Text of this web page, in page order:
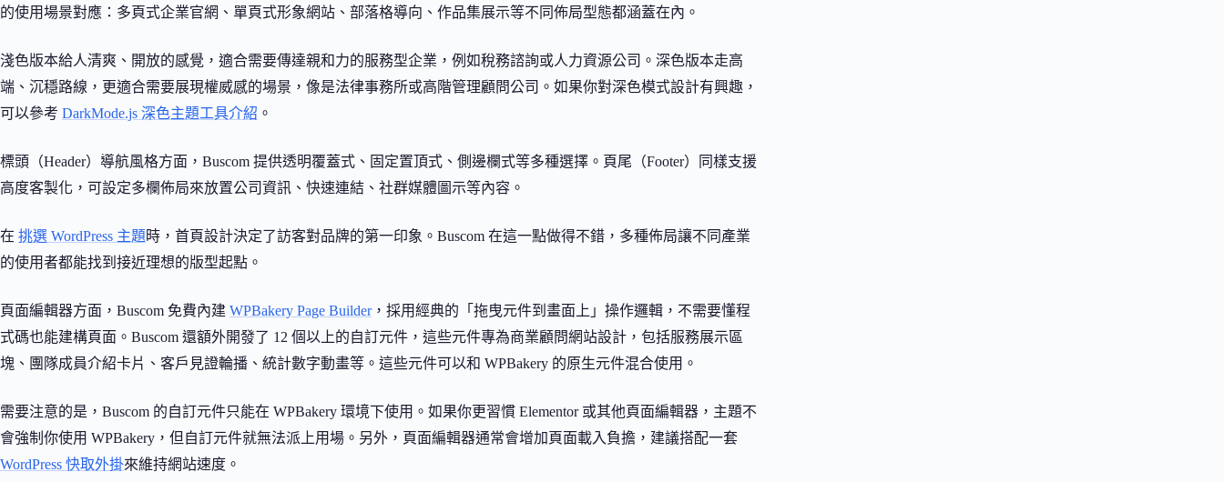
的使用場景對應：多頁式企業官網、單頁式形象網站、部落格導向、作品集展示等不同佈局型態都涵蓋在內。
淺色版本給人清爽、開放的感覺，適合需要傳達親和力的服務型企業，例如稅務諮詢或人力資源公司。深色版本走高
端、沉穩路線，更適合需要展現權威感的場景，像是法律事務所或高階管理顧問公司。如果你對深色模式設計有興趣，
可以參考 DarkMode.js 深色主題工具介紹 。
標頭（Header）導航風格方面，Buscom 提供透明覆蓋式、固定置頂式、側邊欄式等多種選擇。頁尾（Footer）同樣支援
高度客製化，可設定多欄佈局來放置公司資訊、快速連結、社群媒體圖示等內容。
在 挑選 WordPress 主題時，首頁設計決定了訪客對品牌的第一印象。Buscom 在這一點做得不錯，多種佈局讓不同產業
的使用者都能找到接近理想的版型起點。
頁面編輯器方面，Buscom 免費內建 WPBakery Page Builder，採用經典的「拖曳元件到畫面上」操作邏輯，不需要懂程
式碼也能建構頁面。Buscom 還額外開發了 12 個以上的自訂元件，這些元件專為商業顧問網站設計，包括服務展示區
塊、團隊成員介紹卡片、客戶見證輪播、統計數字動畫等。這些元件可以和 WPBakery 的原生元件混合使用。
需要注意的是，Buscom 的自訂元件只能在 WPBakery 環境下使用。如果你更習慣 Elementor 或其他頁面編輯器，主題不
會強制你使用 WPBakery，但自訂元件就無法派上用場。另外，頁面編輯器通常會增加頁面載入負擔，建議搭配一套
WordPress 快取外掛來維持網站速度。